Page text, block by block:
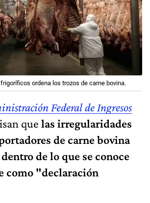
ordena los trozos de carne bovina.
Federal de Ingresos
que las irregularidades
de carne bovina
de lo que se conoce
como "declaración